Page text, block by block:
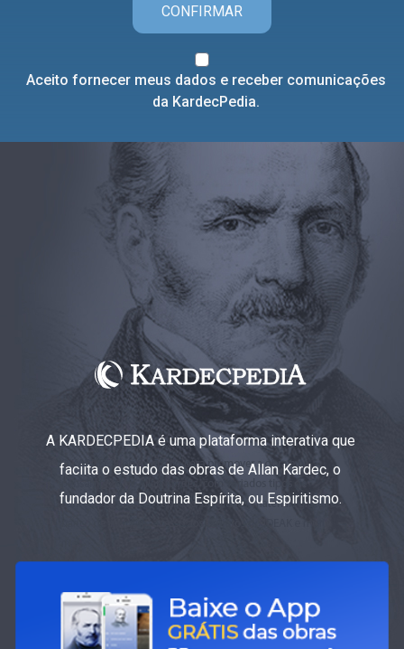
CONFIRMAR
Aceito fornecer meus dados e receber comunicações
da KardecPedia.
A KARDECPEDIA é uma plataforma interativa que
faciita o estudo das obras de Allan Kardec, o
fundador da Doutrina Espírita, ou Espiritismo.